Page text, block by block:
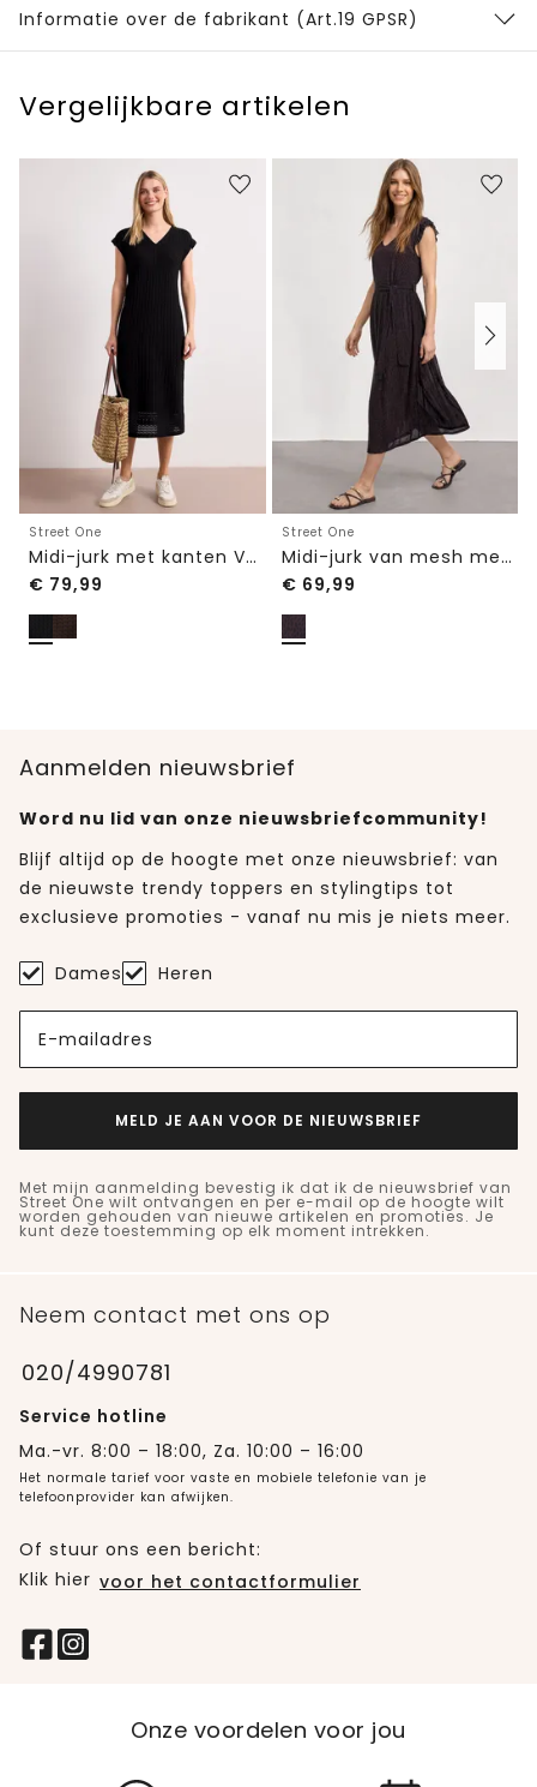
Informatie over de fabrikant (Art.19 GPSR)
Vergelijkbare artikelen
Street One
Midi-jurk met kanten V-hals
€ 79,99
Street One
Midi-jurk van mesh met print
€ 69,99
Aanmelden nieuwsbrief
Word nu lid van onze nieuwsbriefcommunity!
Blijf altijd op de hoogte met onze nieuwsbrief: van
de nieuwste trendy toppers en stylingtips tot
exclusieve promoties - vanaf nu mis je niets meer.
Dames Heren
E-mailadres
MELD JE AAN VOOR DE NIEUWSBRIEF
Met mijn aanmelding bevestig ik dat ik de nieuwsbrief van
Street One wilt ontvangen en per e-mail op de hoogte wilt
worden gehouden van nieuwe artikelen en promoties. Je
kunt deze toestemming op elk moment intrekken.
Neem contact met ons op
020/4990781
Service hotline
Ma.-vr. 8:00 – 18:00, Za. 10:00 – 16:00
Het normale tarief voor vaste en mobiele telefonie van je
telefoonprovider kan afwijken.
Of stuur ons een bericht:
Klik hier voor het contactformulier
Onze voordelen voor jou